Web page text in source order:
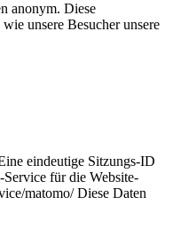
anonym. Diese
unsere Besucher unsere
eindeutige Sitzungs-ID
für die Website-
matomo/ Diese Daten